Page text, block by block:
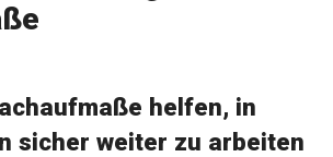
helfen, in
sicher weiter zu arbeiten